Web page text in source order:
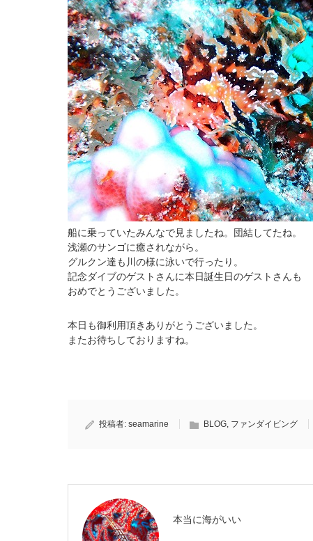
船に乗っていたみんなで見ましたね。団結してたね。
浅瀬のサンゴに癒されながら。
グルクン達も川の様に泳いで行ったり。
記念ダイブのゲストさんに本日誕生日のゲストさんも
おめでとうございました。
本日も御利用頂きありがとうございました。
またお待ちしておりますね。
投稿者: seamarine BLOG, ファンダイビング
本当に海がいい